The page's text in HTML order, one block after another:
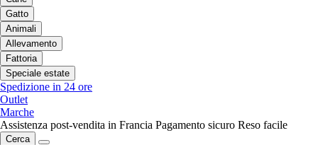
Gatto
Animali
Allevamento
Fattoria
Speciale estate
Spedizione in 24 ore
Outlet
Marche
Assistenza post-vendita in Francia Pagamento sicuro Reso facile
Cerca